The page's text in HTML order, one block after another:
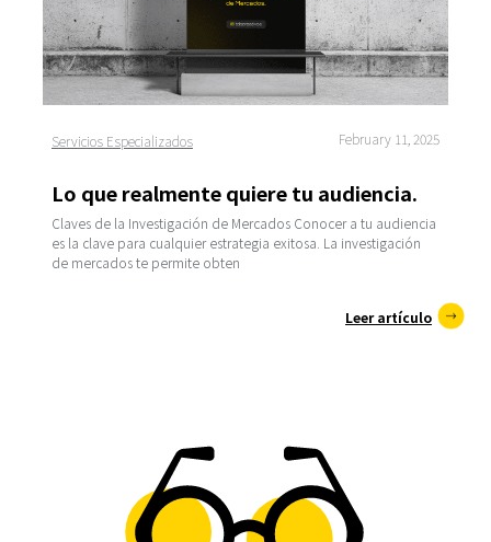
Servicios Especializados February 11, 2025
Lo que realmente quiere tu audiencia.
Claves de la Investigación de Mercados Conocer a tu audiencia
es la clave para cualquier estrategia exitosa. La investigación
de mercados te permite obten
Leer artículo